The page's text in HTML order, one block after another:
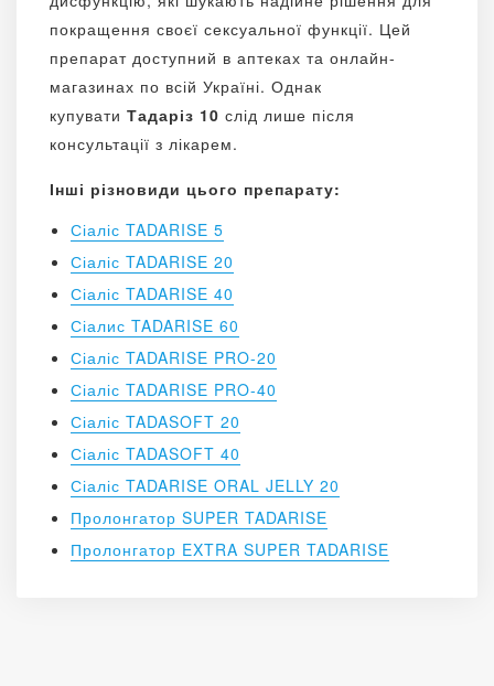
покращення своєї сексуальної функції. Цей
препарат доступний в аптеках та онлайн-
магазинах по всій Україні. Однак
купувати Тадаріз 10 слід лише після
консультації з лікарем.
Інші різновиди цього препарату:
Сіаліс TADARISE 5
Сіаліс TADARISE 20
Сіаліс TADARISE 40
Сіалис TADARISE 60
Сіаліс TADARISE PRO-20
Сіаліс TADARISE PRO-40
Сіаліс TADASOFT 20
Сіаліс TADASOFT 40
Сіаліс TADARISE ORAL JELLY 20
Пролонгатор SUPER TADARISE
Пролонгатор EXTRA SUPER TADARISE